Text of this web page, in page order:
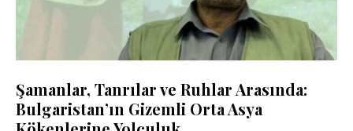
Şamanlar, Tanrılar ve Ruhlar Arasında:
Bulgaristan’ın Gizemli Orta Asya